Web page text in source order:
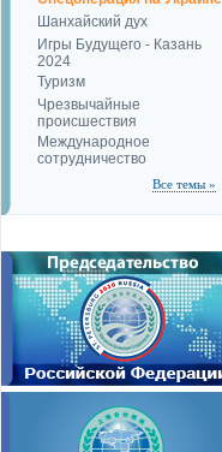
Шанхайский дух
Игры Будущего - Казань
2024
Туризм
Чрезвычайные
происшествия
Международное
сотрудничество
Все темы »